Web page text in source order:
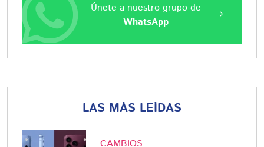
Únete a nuestro grupo de
WhatsApp
LAS MÁS LEÍDAS
CAMBIOS